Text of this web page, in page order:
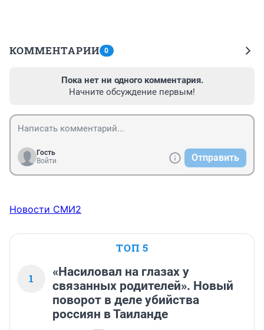
КОММЕНТАРИИ 0
Пока нет ни одного комментария.
Начните обсуждение первым!
Гость
Войти
Отправить
Новости СМИ2
ТОП 5
1
«Насиловал на глазах у
связанных родителей». Новый
поворот в деле убийства
россиян в Таиланде